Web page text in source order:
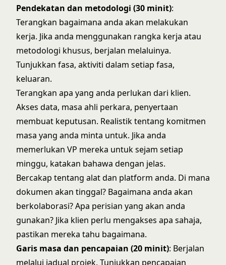
Pendekatan dan metodologi (30 minit):
Terangkan bagaimana anda akan melakukan
kerja. Jika anda menggunakan rangka kerja atau
metodologi khusus, berjalan melaluinya.
Tunjukkan fasa, aktiviti dalam setiap fasa,
keluaran.
Terangkan apa yang anda perlukan dari klien.
Akses data, masa ahli perkara, penyertaan
membuat keputusan. Realistik tentang komitmen
masa yang anda minta untuk. Jika anda
memerlukan VP mereka untuk sejam setiap
minggu, katakan bahawa dengan jelas.
Bercakap tentang alat dan platform anda. Di mana
dokumen akan tinggal? Bagaimana anda akan
berkolaborasi? Apa perisian yang akan anda
gunakan? Jika klien perlu mengakses apa sahaja,
pastikan mereka tahu bagaimana.
Garis masa dan pencapaian (20 minit): Berjalan
melalui jadual projek. Tunjukkan pencapaian